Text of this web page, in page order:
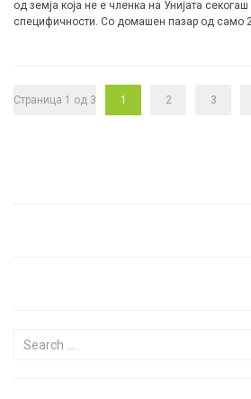
од земја која не е членка на Унијата
специфичности. Со домашен пазар од само
Страница 1 од 3 1 2 3
Search for: